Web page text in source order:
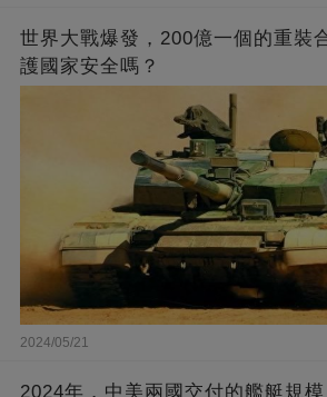
世界大戰爆發，200億一個的重裝
護國家安全嗎？
2024/05/21
2024年，中美兩國交付的艦艇規